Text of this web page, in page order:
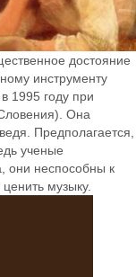
достояние
инструменту
1995 году при
Она
Предполагается,
ученые
они неспособны к
музыку.